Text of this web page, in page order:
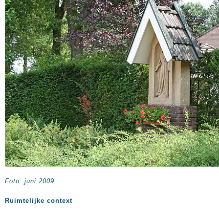
Foto: juni 2009
Ruimtelijke context